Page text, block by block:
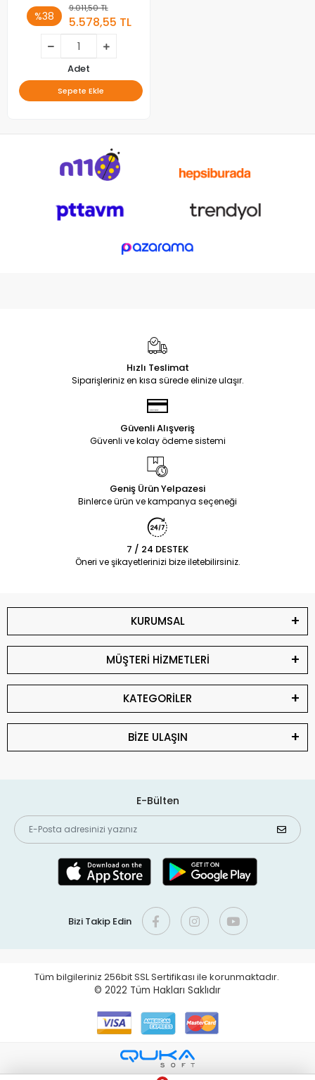
%38
9.011,50 TL
5.578,55 TL
Adet
Sepete Ekle
Hızlı Teslimat
Siparişleriniz en kısa sürede elinize ulaşır.
Güvenli Alışveriş
Güvenli ve kolay ödeme sistemi
Geniş Ürün Yelpazesi
Binlerce ürün ve kampanya seçeneği
7 / 24 DESTEK
Öneri ve şikayetlerinizi bize iletebilirsiniz.
KURUMSAL
MÜŞTERİ HİZMETLERİ
KATEGORİLER
BİZE ULAŞIN
E-Bülten
Bizi Takip Edin
Tüm bilgileriniz 256bit SSL Sertifikası ile korunmaktadır.
© 2022 Tüm Hakları Saklıdır